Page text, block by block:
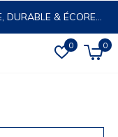
0 0
& ÉCORESPONSABLE